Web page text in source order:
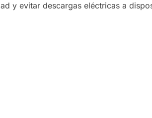
y evitar descargas eléctricas a